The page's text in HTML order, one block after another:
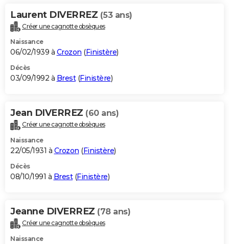
Laurent DIVERREZ (53 ans)
Créer une cagnotte obsèques
Naissance
06/02/1939 à Crozon (Finistère)
Décès
03/09/1992 à Brest(Finistère)
Jean DIVERREZ (60 ans)
Créer une cagnotte obsèques
Naissance
22/05/1931 à Crozon (Finistère)
Décès
08/10/1991 à Brest(Finistère)
Jeanne DIVERREZ (78 ans)
Créer une cagnotte obsèques
Naissance